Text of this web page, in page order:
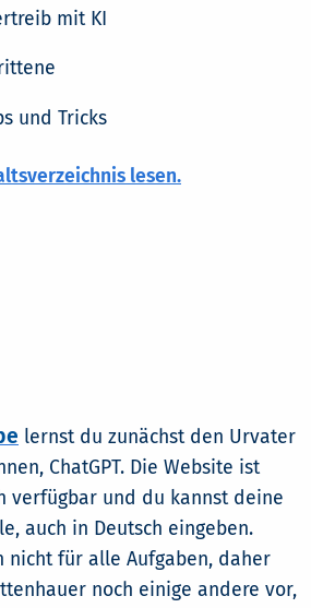
mit KI
und Tricks
lesen.
lernst du zunächst den Urvater
ChatGPT. Die Website ist
verfügbar und du kannst deine
auch in Deutsch eingeben.
nicht für alle Aufgaben, daher
noch einige andere vor,